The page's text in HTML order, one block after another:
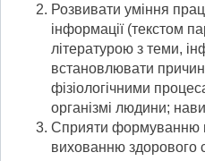
Розвивати уміння
інформації (текстом
літературою з теми,
встановлювати
фізіологічними
організмі людини;
Сприяти формуванню
вихованню здорового